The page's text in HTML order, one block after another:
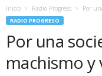
Inicio Radio Progreso Por
RADIO PROGRESO
Por una
machismo y